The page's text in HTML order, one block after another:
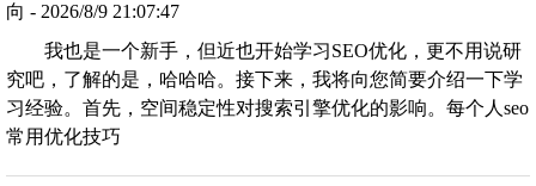
向 - 2026/8/9 21:07:47
我也是一个新手，但近也开始学习SEO优化，更不用说研
究吧，了解的是，哈哈哈。接下来，我将向您简要介绍一下学
习经验。首先，空间稳定性对搜索引擎优化的影响。每个人seo
常用优化技巧